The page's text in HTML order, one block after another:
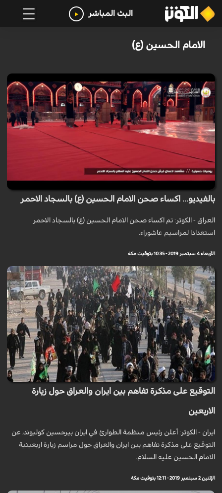
البث المباشر
الامام الحسين (ع)
بالفيديو... اكساء صحن الامام الحسين (ع) بالسجاد الاحمر
العراق - الكوثر: تم اكساء صحن الامام الحسين (ع) بالسجاد الاحمر
استعدادا لمراسيم عاشوراء.
الأربعاء 4 سبتمبر 2019 - 10:35 بتوقيت مكة
التوقيع على مذكرة تفاهم بين ايران والعراق حول زيارة
الاربعين
ايران - الكوثر: أعلن رئيس منظمة الطوارئ في ايران بيرحسين كوليوند، عن
التوقيع على مذكرة تفاهم بين ايران والعراق حول مراسم زيارة اربعينية
الامام الحسين عليه السلام.
الإثنين 2 سبتمبر 2019 - 12:11 بتوقيت مكة